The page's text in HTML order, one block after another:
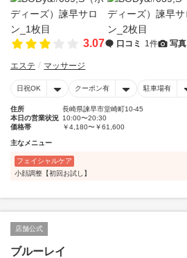
3.07 口コミ 1件 写真
エステ マッサージ
日祝OK クーポン有 駐車場有
住所
長崎県諫早市堂崎町10-45
本日の営業状況 10:00〜20:30
価格帯
￥4,180〜￥61,600
主なメニュー
フェイシャルケア
小顔調整【初回お試し】
店舗公式
ブルーレイ